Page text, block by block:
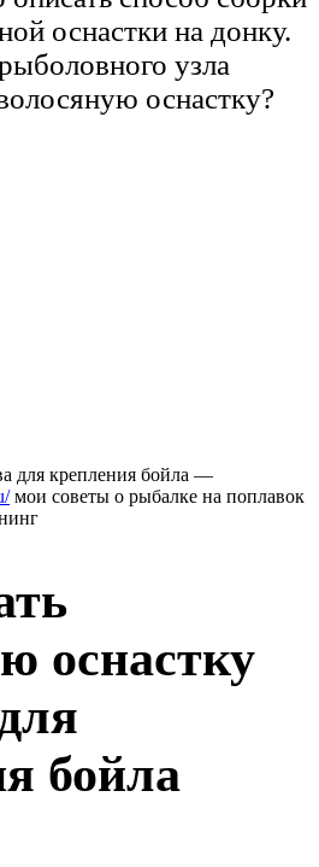
оснастки на донку.
узла
оснастку?
для крепления бойла —
мои советы о рыбалке на поплавок
оснастку
бойла